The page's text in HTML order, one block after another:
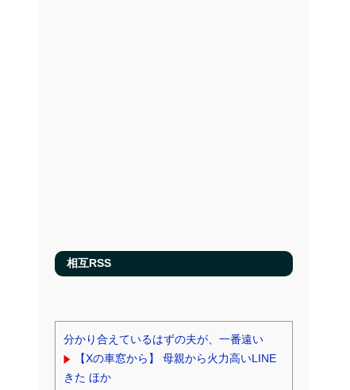
相互RSS
分かり合えているはずの夫が、一番遠い
【Xの車窓から】 母親から火力高いLINE
きた ほか